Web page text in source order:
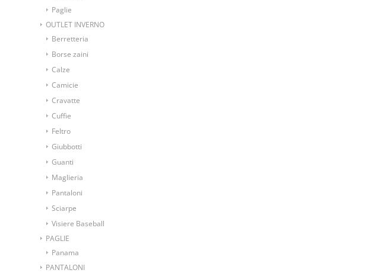
Paglie
OUTLET INVERNO
Berretteria
Borse zaini
Calze
Camicie
Cravatte
Cuffie
Feltro
Giubbotti
Guanti
Maglieria
Pantaloni
Sciarpe
Visiere Baseball
PAGLIE
Panama
PANTALONI